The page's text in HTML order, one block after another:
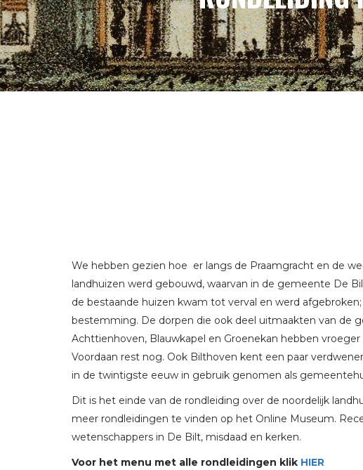
We hebben gezien hoe er langs de Praamgracht en de
landhuizen werd gebouwd, waarvan in de gemeente De
de bestaande huizen kwam tot verval en werd
bestemming. De dorpen die ook deel uitmaakten van de
Achttienhoven, Blauwkapel en Groenekan hebben
Voordaan rest nog. Ook Bilthoven kent een paar
in de twintigste eeuw in gebruik genomen als
Dit is het einde van de rondleiding over de noordelijk
meer rondleidingen te vinden op het Online Museum.
wetenschappers in De Bilt, misdaad en kerken.
Voor het menu met alle rondleidingen klik HIER